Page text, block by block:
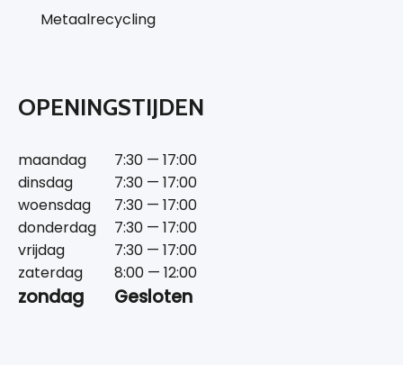
Metaalrecycling
OPENINGSTIJDEN
maandag
7:30 — 17:00
dinsdag
7:30 — 17:00
woensdag
7:30 — 17:00
donderdag
7:30 — 17:00
vrijdag
7:30 — 17:00
zaterdag
8:00 — 12:00
zondag Gesloten